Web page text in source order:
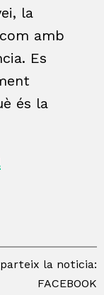
la
amb
Es
és la
la noticia:
FACEBOOK